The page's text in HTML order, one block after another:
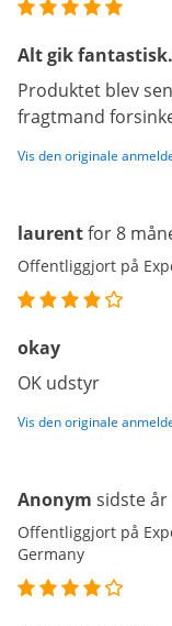
Alt gik fantastisk.
Produktet blev
fragtmand
Vis den originale
laurentfor 8
Offentliggjort på
okay
OK udstyr
Vis den originale
Anonym sidste år
Offentliggjort på
Germany